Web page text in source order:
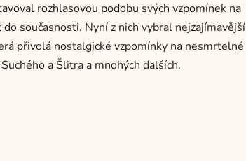
rozhlasovou podobu svých vzpomínek na
současnosti. Nyní z nich vybral nejzajímavější
přivolá nostalgické vzpomínky na nesmrtelné
a Šlitra a mnohých dalších.